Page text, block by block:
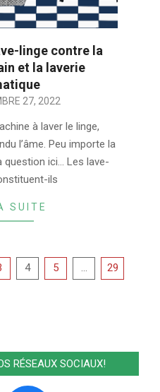
linge contre la
et la laverie
27, 2022
à laver le linge,
l’âme. Peu importe la
question ici… Les lave-
ils
SUITE
4 5 …
29
RÉSEAUX SOCIAUX!